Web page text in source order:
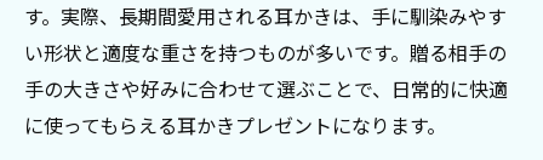
す。実際、長期間愛用される耳かきは、手に馴染みやす
い形状と適度な重さを持つものが多いです。贈る相手の
手の大きさや好みに合わせて選ぶことで、日常的に快適
に使ってもらえる耳かきプレゼントになります。